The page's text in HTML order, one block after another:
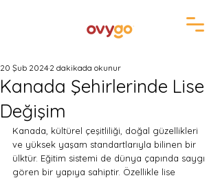
Kanada Şehirlerinde Lise
Değişim
20 Şub 2024 2 dakikada okunur
Kanada, kültürel çeşitliliği, doğal güzellikleri
ve yüksek yaşam standartlarıyla bilinen bir
ülktür. Eğitim sistemi de dünya çapında saygı
gören bir yapıya sahiptir. Özellikle lise